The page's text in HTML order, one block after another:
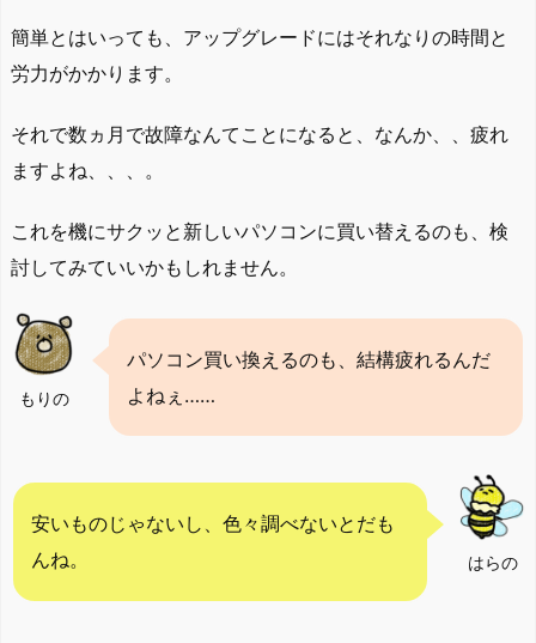
簡単とはいっても、アップグレードにはそれなりの時間と
労力がかかります。
それで数ヵ月で故障なんてことになると、なんか、、疲れ
ますよね、、、。
これを機にサクッと新しいパソコンに買い替えるのも、検
討してみていいかもしれません。
もりの
パソコン買い換えるのも、結構疲れるんだ
よねぇ……
はらの
安いものじゃないし、色々調べないとだも
んね。